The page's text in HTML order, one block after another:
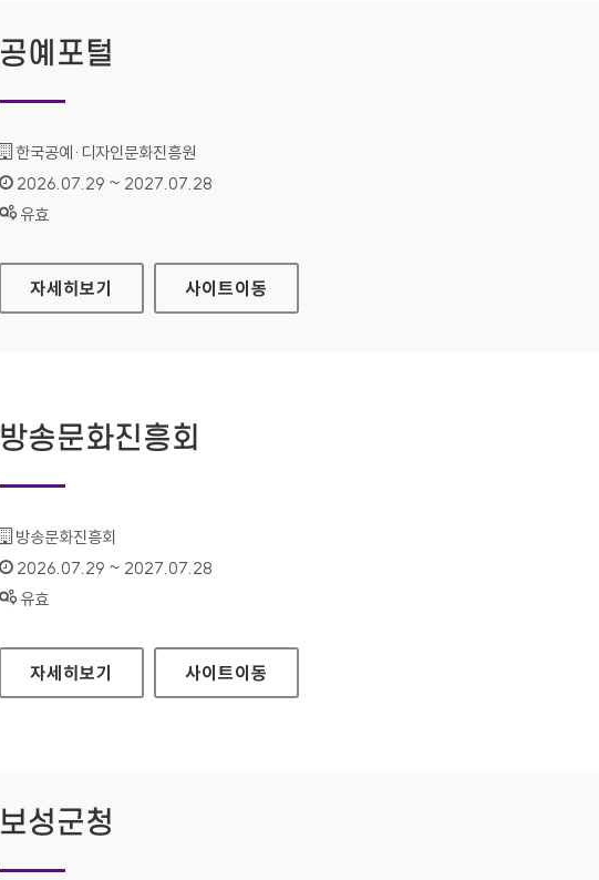
공예포털
기관명 :
한국공예·디자인문화진흥원
인증기간 :
2026.07.29 ~ 2027.07.28
상태 :
유효
공예포털
자세히보기 사이트이동
방송문화진흥회
기관명 :
방송문화진흥회
인증기간 :
2026.07.29 ~ 2027.07.28
상태 :
유효
방송문화진흥회
자세히보기 사이트이동
보성군청